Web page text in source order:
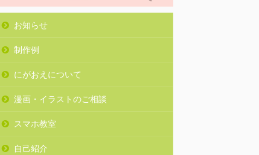
お知らせ
制作例
にがおえについて
漫画・イラストのご相談
スマホ教室
自己紹介